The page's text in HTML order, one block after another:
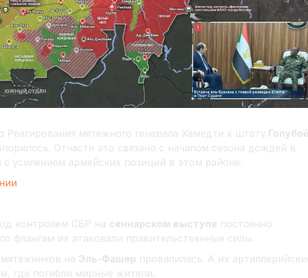
Реагирования мятежного генерала Хамедти к штату Голубой
Отчасти это связано с началом сезона дождей в
с усилением армейских позиций в этом районе.
контролем СБР на сеннарском выступе постоянно
флангам их атаковали правительственные силы.
на Эль-Фашер провалилась. А их
где погибли мирные жители.